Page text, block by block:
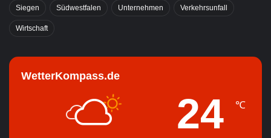
Siegen Südwestfalen Unternehmen Verkehrsunfall
Wirtschaft
WetterKompass.de
24 ℃